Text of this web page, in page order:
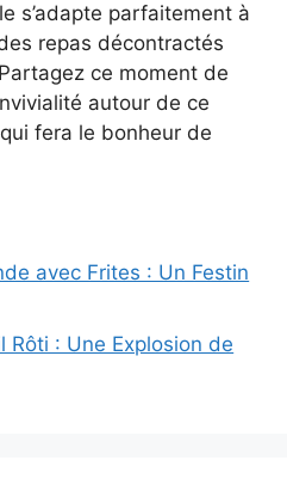
s’adapte parfaitement à
repas décontractés
ce moment de
autour de ce
fera le bonheur de
avec Frites : Un Festin
Rôti : Une Explosion de